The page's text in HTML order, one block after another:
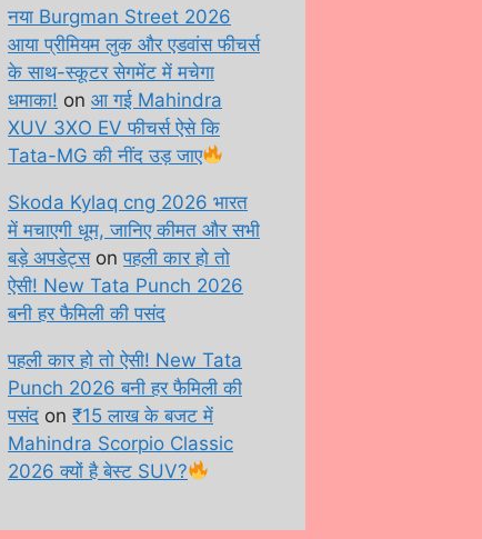
नया Burgman Street 2026
आया प्रीमियम लुक और एडवांस फीचर्स
के साथ-स्कूटर सेगमेंट में मचेगा
धमाका! on आ गई Mahindra
XUV 3XO EV फीचर्स ऐसे कि
Tata-MG की नींद उड़ जाए
Skoda Kylaq cng 2026 भारत
में मचाएगी धूम, जानिए कीमत और सभी
बड़े अपडेट्सonपहली कार हो तो
ऐसी! New Tata Punch 2026
बनी हर फैमिली की पसंद
पहली कार हो तो ऐसी! New Tata
Punch 2026 बनी हर फैमिली की
पसंद on ₹15 लाख के बजट में
Mahindra Scorpio Classic
2026 क्यों है बेस्ट SUV?